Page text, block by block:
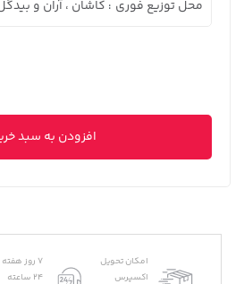
محل توزیع فوری : کاشان ، آران و
افزودن به سبد
امکان تحویل
اکسپرس
7 روز هفته
24 ساعته